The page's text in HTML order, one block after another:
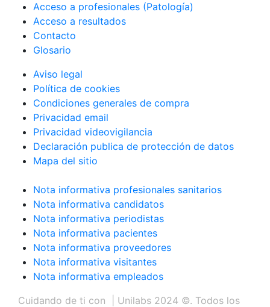
Acceso a profesionales (Patología)
Acceso a resultados
Contacto
Glosario
Aviso legal
Política de cookies
Condiciones generales de compra
Privacidad email
Privacidad videovigilancia
Declaración publica de protección de datos
Mapa del sitio
Nota informativa profesionales sanitarios
Nota informativa candidatos
Nota informativa periodistas
Nota informativa pacientes
Nota informativa proveedores
Nota informativa visitantes
Nota informativa empleados
Cuidando de ti con
| Unilabs 2024 ©. Todos los